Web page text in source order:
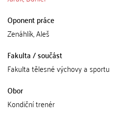
Oponent práce
Zenáhlík, Aleš
Fakulta / součást
Fakulta tělesné výchovy a sportu
Obor
Kondiční trenér